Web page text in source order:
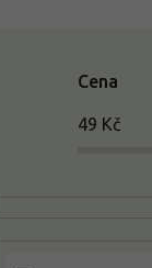
Cena
49 Kč